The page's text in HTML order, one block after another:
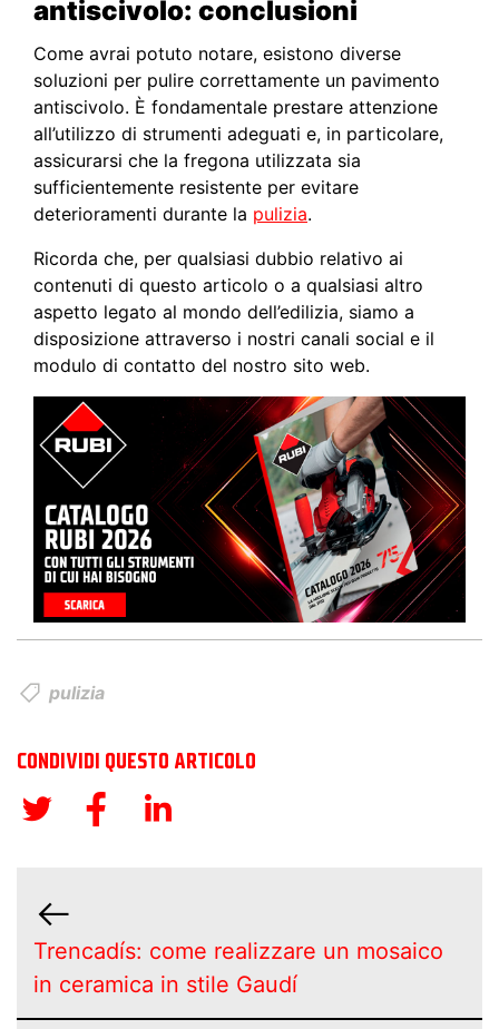
antiscivolo: conclusioni
Come avrai potuto notare, esistono diverse
soluzioni per pulire correttamente un pavimento
antiscivolo. È fondamentale prestare attenzione
all’utilizzo di strumenti adeguati e, in particolare,
assicurarsi che la fregona utilizzata sia
sufficientemente resistente per evitare
deterioramenti durante la pulizia.
Ricorda che, per qualsiasi dubbio relativo ai
contenuti di questo articolo o a qualsiasi altro
aspetto legato al mondo dell’edilizia, siamo a
disposizione attraverso i nostri canali social e il
modulo di contatto del nostro sito web.
pulizia
CONDIVIDI QUESTO ARTICOLO
Trencadís: come realizzare un mosaico
in ceramica in stile Gaudí